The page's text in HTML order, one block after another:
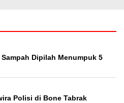
Dipilah Menumpuk 5
Polisi di Bone Tabrak